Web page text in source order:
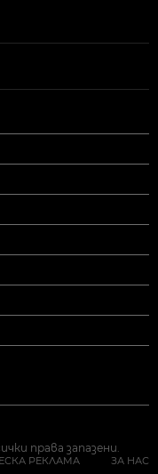
права запазени.
РЕКЛАМА ЗА НАС